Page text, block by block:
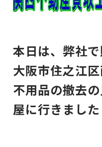
本日は、弊社
大阪市住之江
不用品の撤去
屋に行きました